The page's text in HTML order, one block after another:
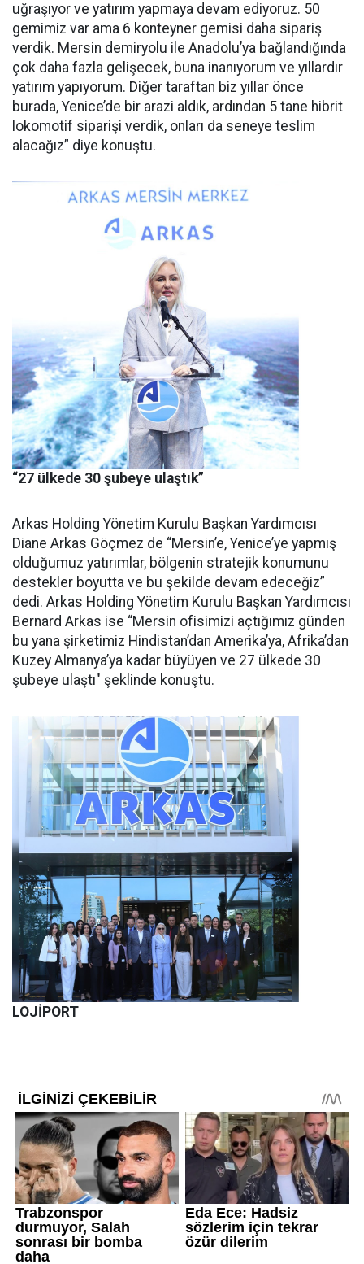
uğraşıyor ve yatırım yapmaya devam ediyoruz. 50
gemimiz var ama 6 konteyner gemisi daha sipariş
verdik. Mersin demiryolu ile Anadolu’ya bağlandığında
çok daha fazla gelişecek, buna inanıyorum ve yıllardır
yatırım yapıyorum. Diğer taraftan biz yıllar önce
burada, Yenice’de bir arazi aldık, ardından 5 tane hibrit
lokomotif siparişi verdik, onları da seneye teslim
alacağız” diye konuştu.
“27 ülkede 30 şubeye ulaştık”
Arkas Holding Yönetim Kurulu Başkan Yardımcısı
Diane Arkas Göçmez de “Mersin’e, Yenice’ye yapmış
olduğumuz yatırımlar, bölgenin stratejik konumunu
destekler boyutta ve bu şekilde devam edeceğiz”
dedi. Arkas Holding Yönetim Kurulu Başkan Yardımcısı
Bernard Arkas ise “Mersin ofisimizi açtığımız günden
bu yana şirketimiz Hindistan’dan Amerika’ya, Afrika’dan
Kuzey Almanya’ya kadar büyüyen ve 27 ülkede 30
şubeye ulaştı" şeklinde konuştu.
LOJİPORT